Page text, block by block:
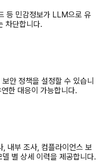
등 민감정보가 LLM으로 유
차단합니다.
안 정책을 설정할 수 있습니
한 대응이 가능합니다.
내부 조사, 컴플라이언스 보
별 상세 이력을 제공합니다.